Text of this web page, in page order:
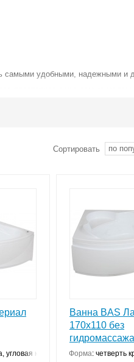
самыми удобными, надежными и
Сортировать по
угловая конструкция
Ванна BAS
170x110 без
Форма: четверть